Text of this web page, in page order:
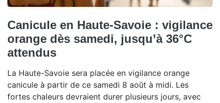
Canicule en Haute-Savoie : vigilance
orange dès samedi, jusqu’à 36°C
attendus
La Haute-Savoie sera placée en vigilance orange
canicule à partir de ce samedi 8 août à midi. Les
fortes chaleurs devraient durer plusieurs jours, avec